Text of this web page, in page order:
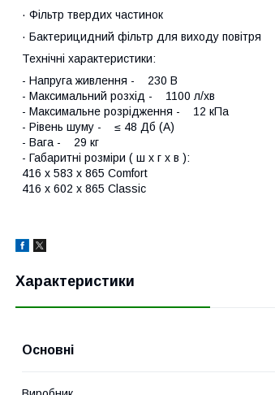
· Фільтр твердих частинок
· Бактерицидний фільтр для виходу повітря
Технічні характеристики:
- Напруга живлення - 230 В
- Максимальний розхід - 1100 л/хв
- Максимальне розрідження - 12 кПа
- Рівень шуму - ≤ 48 Дб (А)
- Вага - 29 кг
- Габаритні розміри ( ш х г х в ):
416 х 583 х 865 Comfort
416 x 602 x 865 Classic
Характеристики
Основні